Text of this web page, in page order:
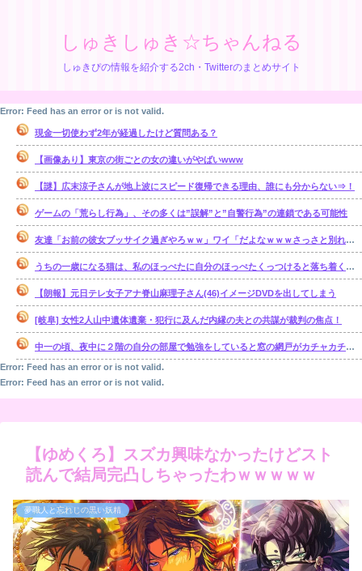
しゅきしゅき☆ちゃんねる
しゅきぴの情報を紹介する2ch・Twitterのまとめサイト
Error: Feed has an error or is not valid.
現金一切使わず2年が経過したけど質問ある？
【画像あり】東京の街ごとの女の違いがやばいwww
【謎】広末涼子さんが地上波にスピード復帰できる理由、誰にも分からない⇒！
ゲームの「荒らし行為」、その多くは”誤解”と”自警行為”の連鎖である可能性
友達「お前の彼女ブッサイク過ぎやろｗｗ」ワイ「だよなｗｗｗさっさと別れたいわｗｗｗ」
うちの一歳になる猫は、私のほっぺたに自分のほっぺたくっつけると落ち着くのか・・・【再】
【朗報】元日テレ女子アナ脊山麻理子さん(46)イメージDVDを出してしまう
[岐阜] 女性2人山中遺体遺棄・犯行に及んだ内縁の夫との共謀が裁判の焦点！
中一の頃、夜中に２階の自分の部屋で勉強をしていると窓の網戸がカチャカチャ鳴り出した。【再】
Error: Feed has an error or is not valid.
Error: Feed has an error or is not valid.
【ゆめくろ】スズカ興味なかったけどスト
読んで結局完凸しちゃったわｗｗｗｗｗ
夢職人と忘れじの黒い妖精